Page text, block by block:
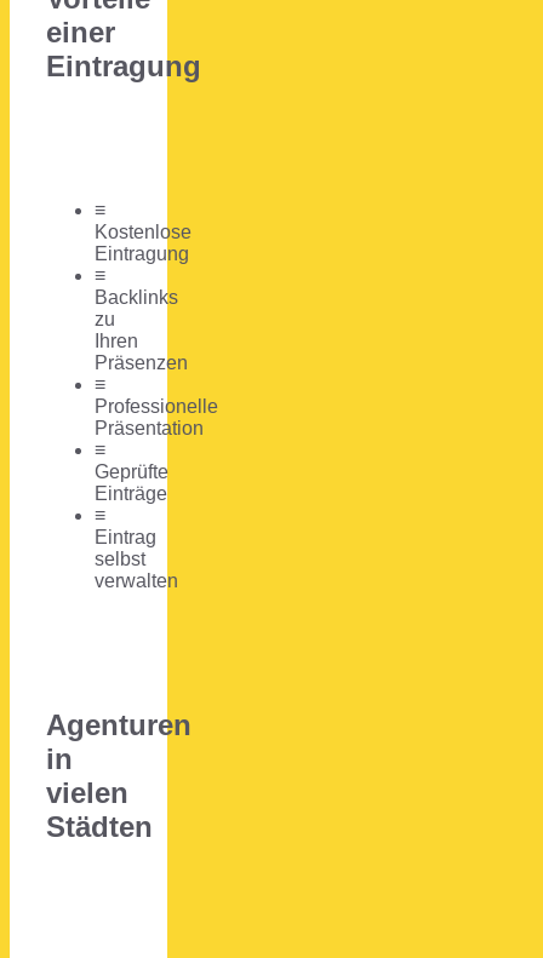
einer
Eintragung
≡
Kostenlose
Eintragung
≡
Backlinks
zu
Ihren
Präsenzen
≡
Professionelle
Präsentation
≡
Geprüfte
Einträge
≡
Eintrag
selbst
verwalten
Agenturen
in
vielen
Städten